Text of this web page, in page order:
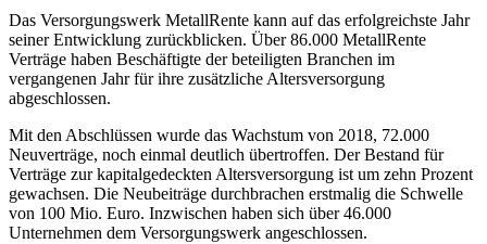
Das Versorgungswerk MetallRente kann auf das erfolgreichste Jahr
seiner Entwicklung zurückblicken. Über 86.000 MetallRente
Verträge haben Beschäftigte der beteiligten Branchen im
vergangenen Jahr für ihre zusätzliche Altersversorgung
abgeschlossen.
Mit den Abschlüssen wurde das Wachstum von 2018, 72.000
Neuverträge, noch einmal deutlich übertroffen. Der Bestand für
Verträge zur kapitalgedeckten Altersversorgung ist um zehn Prozent
gewachsen. Die Neubeiträge durchbrachen erstmalig die Schwelle
von 100 Mio. Euro. Inzwischen haben sich über 46.000
Unternehmen dem Versorgungswerk angeschlossen.